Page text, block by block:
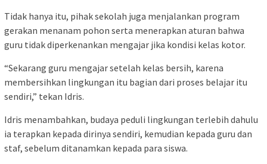
Tidak hanya itu, pihak sekolah juga menjalankan program
gerakan menanam pohon serta menerapkan aturan bahwa
guru tidak diperkenankan mengajar jika kondisi kelas kotor.
“Sekarang guru mengajar setelah kelas bersih, karena
membersihkan lingkungan itu bagian dari proses belajar itu
sendiri,” tekan Idris.
Idris menambahkan, budaya peduli lingkungan terlebih dahulu
ia terapkan kepada dirinya sendiri, kemudian kepada guru dan
staf, sebelum ditanamkan kepada para siswa.